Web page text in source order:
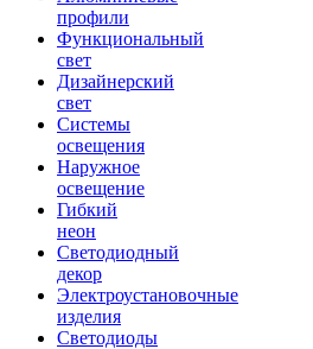
профили
Функциональный
свет
Дизайнерский
свет
Системы
освещения
Наружное
освещение
Гибкий
неон
Светодиодный
декор
Электроустановочные
изделия
Светодиоды